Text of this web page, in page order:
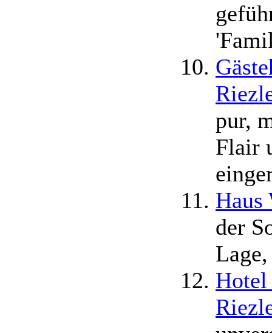
pur,
Flair
Haus
der
Hotel